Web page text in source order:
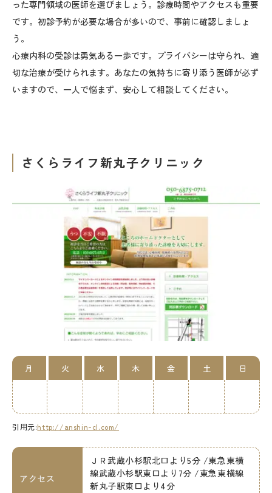
った専門領域の医師を選びましょう。診療時間やアクセスも重要
です。初診予約が必要な場合が多いので、事前に確認しましょ
う。
心療内科の受診は勇気ある一歩です。プライバシーは守られ、適
切な治療が受けられます。あなたの気持ちに寄り添う医師が必ず
いますので、一人で悩まず、安心して相談してください。
さくらライフ新丸子クリニック
月 火 水 木 金 土 日
引用元:http://anshin-cl.com/
アクセス
ＪＲ武蔵小杉駅北口より5分 /東急東横
線武蔵小杉駅東口より7分 /東急東横線
新丸子駅東口より4分